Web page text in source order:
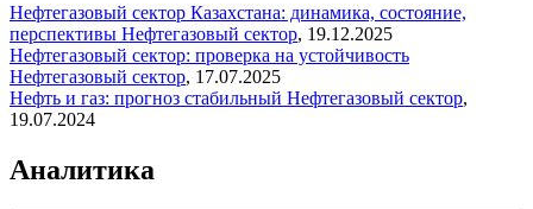
Нефтегазовый сектор Казахстана: динамика, состояние,
перспективы Нефтегазовый сектор, 19.12.2025
Нефтегазовый сектор: проверка на устойчивость
Нефтегазовый сектор, 17.07.2025
Нефть и газ: прогноз стабильный Нефтегазовый сектор,
19.07.2024
Аналитика